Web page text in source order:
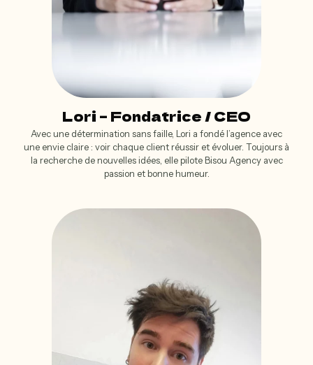
Lori – Fondatrice / CEO
Avec une détermination sans faille, Lori a fondé l’agence avec
une envie claire : voir chaque client réussir et évoluer. Toujours à
la recherche de nouvelles idées, elle pilote Bisou Agency avec
passion et bonne humeur.